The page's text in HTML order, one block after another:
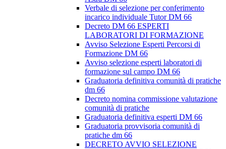
Verbale di selezione per conferimento
incarico individuale Tutor DM 66
Decreto DM 66 ESPERTI
LABORATORI DI FORMAZIONE
Avviso Selezione Esperti Percorsi di
Formazione DM 66
Avviso selezione esperti laboratori di
formazione sul campo DM 66
Graduatoria definitiva comunità di pratiche
dm 66
Decreto nomina commissione valutazione
comunità di pratiche
Graduatoria definitiva esperti DM 66
Graduatoria provvisoria comunità di
pratiche dm 66
DECRETO AVVIO SELEZIONE